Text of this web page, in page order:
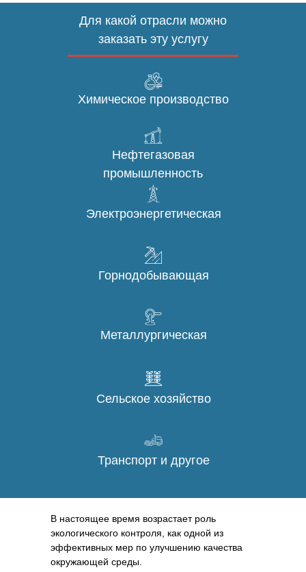
В настоящее время возрастает роль
экологического контроля, как одной из
эффективных мер по улучшению качества
окружающей среды.
Электроэнергетическая
Нефтегазовая
промышленность
Химическое производство
Для какой отрасли можно
заказать эту услугу
Горнодобывающая
Металлургическая
Cельское хозяйство
Транспорт и другое